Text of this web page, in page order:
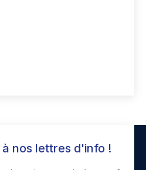
nos lettres d'info !